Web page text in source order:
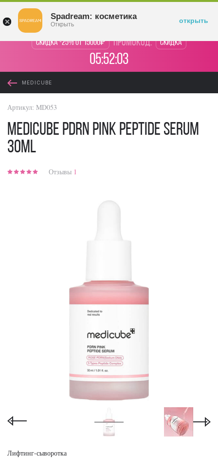
Скидка -25% от 15000₽ промокод: Скидка
05:52:03
MEDICUBE
Артикул: MD053
Medicube PDRN Pink Peptide Serum
30ml
Отзывы 1
Лифтинг-сыворотка
Spadream: косметика
Открыть открыть